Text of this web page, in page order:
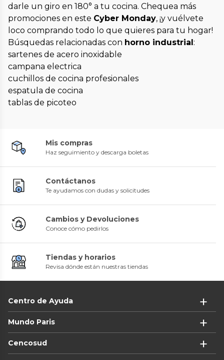
darle un giro en 180° a tu cocina. Chequea más
promociones en este Cyber Monday, ¡y vuélvete
loco comprando todo lo que quieres para tu hogar!
Búsquedas relacionadas con horno industrial :
sartenes de acero inoxidable
campana electrica
cuchillos de cocina profesionales
espatula de cocina
tablas de picoteo
Mis compras
Haz seguimiento y descarga boletas
Contáctanos
Te ayudamos con dudas y solicitudes
Cambios y Devoluciones
Conoce cómo pedirlos
Tiendas y horarios
Revisa dónde están nuestras tiendas
Centro de Ayuda
Mundo Paris
Cencosud